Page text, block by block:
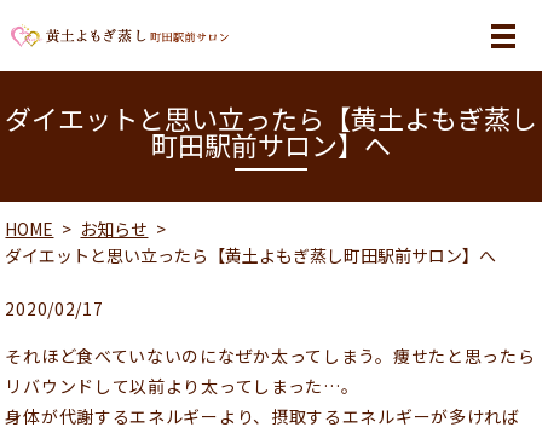
ダイエットと思い立ったら【黄土よもぎ蒸し
町田駅前サロン】へ
HOME
お知らせ
ダイエットと思い立ったら【黄土よもぎ蒸し町田駅前サロン】へ
2020/02/17
それほど食べていないのになぜか太ってしまう。痩せたと思ったら
リバウンドして以前より太ってしまった…。
身体が代謝するエネルギーより、摂取するエネルギーが多ければ